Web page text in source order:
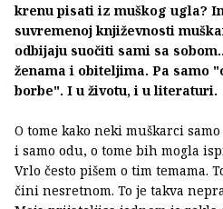
krenu pisati iz muškog ugla?
suvremenoj književnosti
odbijaju suočiti sami sa
ženama i obiteljima. Pa samo
borbe". I u životu, i u literaturi.
O tome kako neki muškarci
i samo odu, o tome bih mogla
Vrlo često pišem o tim temama.
čini nesretnom. To je takva